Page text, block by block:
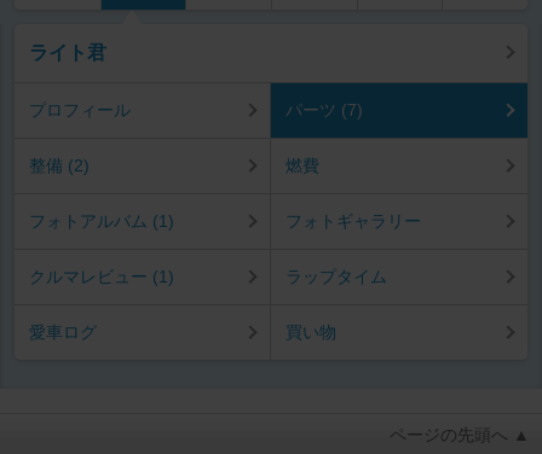
ライト君
プロフィール パーツ (7)
整備 (2) 燃費
フォトアルバム (1) フォトギャラリー
クルマレビュー (1) ラップタイム
愛車ログ 買い物
ページの先頭へ ▲